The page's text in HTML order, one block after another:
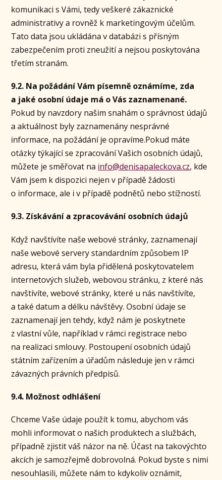
komunikaci s Vámi, tedy veškeré zákaznické
administrativy a rovněž k marketingovým účelům.
Tato data jsou ukládána v databázi s přísným
zabezpečením proti zneužití a nejsou poskytována
třetím stranám.
9.2. Na požádání Vám písemně oznámíme, zda
a jaké osobní údaje má o Vás zaznamenané.
Pokud by navzdory našim snahám o správnost údajů
a aktuálnost byly zaznamenány nesprávné
informace, na požádání je opravíme.Pokud máte
otázky týkající se zpracování Vašich osobních údajů,
můžete je směřovat na info@denisapaleckova.cz, kde
Vám jsem k dispozici nejen v případě žádosti
o informace, ale i v případě podnětů nebo stížností.
9.3. Získávání a zpracovávání osobních údajů
Když navštívíte naše webové stránky, zaznamenají
naše webové servery standardním způsobem IP
adresu, která vám byla přidělená poskytovatelem
internetových služeb, webovou stránku, z které nás
navštívíte, webové stránky, které u nás navštívíte,
a také datum a délku návštěvy. Osobní údaje se
zaznamenají jen tehdy, když nám je poskytnete
z vlastní vůle, například v rámci registrace nebo
na realizaci smlouvy. Postoupení osobních údajů
státním zařízením a úřadům následuje jen v rámci
závazných právních předpisů.
9.4. Možnost odhlášení
Chceme Vaše údaje použít k tomu, abychom vás
mohli informovat o našich produktech a službách,
případně zjistit váš názor na ně. Účast na takovýchto
akcích je samozřejmě dobrovolná. Pokud byste s nimi
nesouhlasili, můžete nám to kdykoliv oznámit,